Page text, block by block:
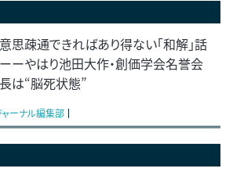
意思疎通できればあり得ない「和解」話
ーーやはり池田大作・創価学会名誉会
長は“脳死状態”
ャーナル編集部